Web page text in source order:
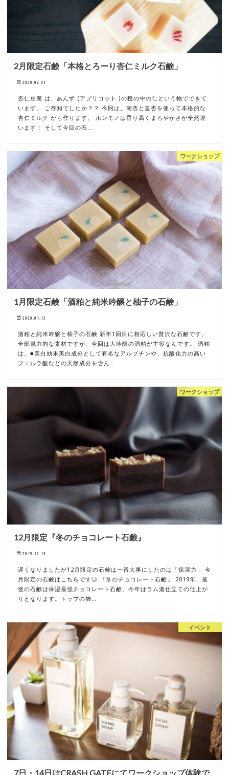
2月限定石鹸「本格とろーり杏仁ミルク石鹸」
2020.02.03
杏仁豆腐 は、あんず (アプリコット )の種の中の仁という物でできて
います。 ご存知でしたか？？ 今回は、南杏と皇杏を使って本格的な
杏仁ミルク から作ります。 ホンモノは香り高くまろやかさが全然違
います！ そして今回の石…
ワークショップ
1月限定石鹸「酒粕と純米吟醸と柚子の石鹸」
2020.01.13
酒粕と純米吟醸と柚子の石鹸 新年1回目に相応しい贅沢な石鹸です。
全部魅力的な素材ですが、今回は大吟醸の酒粕が主役なんです。 酒粕
は、■美白効果美白成分として有名なアルブチンや、抗酸化力の高い
フェルラ酸などの天然成分を含ん…
ワークショップ
12月限定『冬のチョコレート石鹸』
2019.12.13
遅くなりましたが12月限定の石鹸は一番大事にしたのは「保湿力」 今
月限定の石鹸はこちらです◎ 『冬のチョコレート石鹸』 2019年、最
後の石鹸は保湿最強チョコレート石鹸。今年はラム酒仕立ての仕上が
りとなります。トップの飾…
イベント
7日・14日はCRASH GATEにてワークショップ体験で